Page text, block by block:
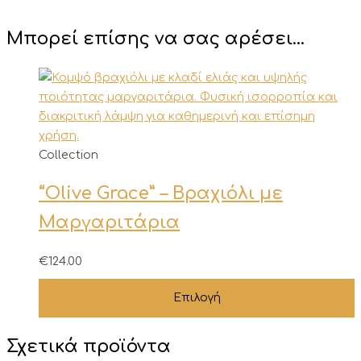
Μπορεί επίσης να σας αρέσει…
Collection
“Olive Grace” – Βραχιόλι με
Μαργαριτάρια
€124.00
Επιλογή
Αυτό
προϊόν
έχει
πολλαπλές
επιλεγούν
Σχετικά προϊόντα